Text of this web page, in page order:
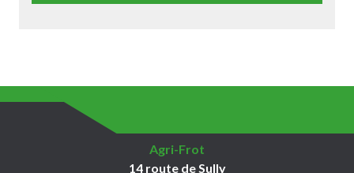
Agri-Frot
14 route de Sully